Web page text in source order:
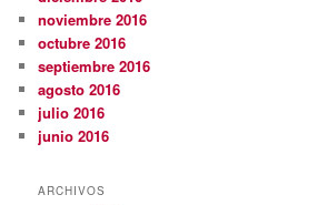
noviembre 2016
octubre 2016
septiembre 2016
agosto 2016
julio 2016
junio 2016
ARCHIVOS